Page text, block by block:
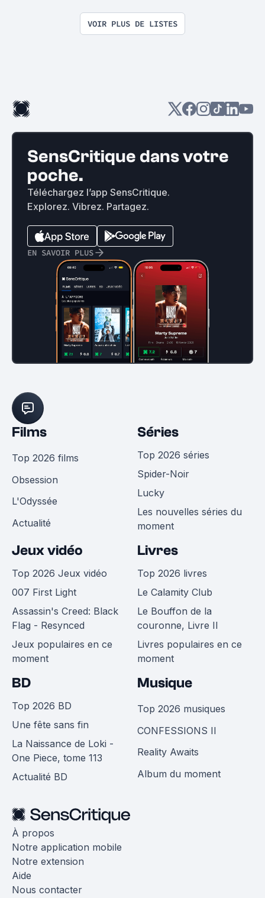
VOIR PLUS DE LISTES
SensCritique dans votre
poche.
Téléchargez l’app SensCritique.
Explorez. Vibrez. Partagez.
EN SAVOIR PLUS
Films
Top 2026 films
Obsession
L'Odyssée
Actualité
Séries
Top 2026 séries
Spider-Noir
Lucky
Les nouvelles séries du
moment
Jeux vidéo
Top 2026 Jeux vidéo
007 First Light
Assassin's Creed: Black
Flag - Resynced
Jeux populaires en ce
moment
Livres
Top 2026 livres
Le Calamity Club
Le Bouffon de la
couronne, Livre II
Livres populaires en ce
moment
BD
Top 2026 BD
Une fête sans fin
La Naissance de Loki -
One Piece, tome 113
Actualité BD
Musique
Top 2026 musiques
CONFESSIONS II
Reality Awaits
Album du moment
À propos
Notre application mobile
Notre extension
Aide
Nous contacter